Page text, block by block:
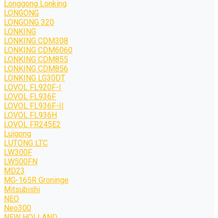
Longgong Lonking
LONGONG
LONGONG 320
LONKING
LONKING CDM308
LONKING CDM6060
LONKING CDM855
LONKING CDM856
LONKING LG30DT
LOVOL FL920F-I
LOVOL FL936F
LOVOL FL936F-II
LOVOL FL936H
LOVOL FR245E2
Luigong
LUTONG LTC
LW300F
LW500FN
MD23
MG-165R Groninge
Mitsubishi
NEO
Neo300